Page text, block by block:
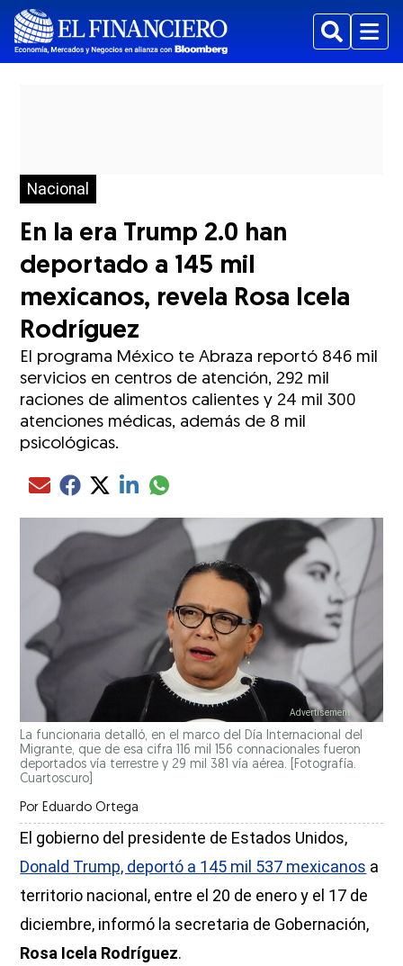
BuscarMenu
Nacional
En la era Trump 2.0 han
deportado a 145 mil
mexicanos, revela Rosa Icela
Rodríguez
El programa México te Abraza reportó 846 mil
servicios en centros de atención, 292 mil
raciones de alimentos calientes y 24 mil 300
atenciones médicas, además de 8 mil
psicológicas.
Compartir el artículo actual mediante Email
Compartir el artículo actual mediante Facebook
Compartir el artículo actual mediante Twitter
Compartir el artículo actual mediante LinkedIn
Compartir el artículo actual mediante
La funcionaria detalló, en el marco del Día Internacional del
Migrante, que de esa cifra 116 mil 156 connacionales fueron
deportados vía terrestre y 29 mil 381 vía aérea. [Fotografía.
Cuartoscuro]
Por Eduardo Ortega
El gobierno del presidente de Estados Unidos,
Donald Trump, deportó a 145 mil 537 mexicanos a
territorio nacional, entre el 20 de enero y el 17 de
diciembre, informó la secretaria de Gobernación,
Rosa Icela Rodríguez.